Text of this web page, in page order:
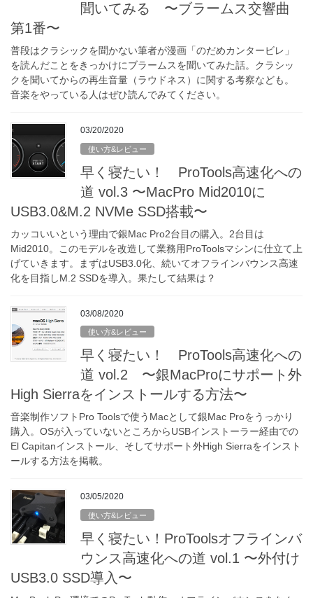
聞いてみる 〜ブラームス交響曲
第1番〜
普段はクラシックを聞かない筆者が漫画「のだめカンタービレ」
を読んだことをきっかけにブラームスを聞いてみた話。クラシッ
クを聞いてからの再生音量（ラウドネス）に関する考察なども。
音楽をやっている人はぜひ読んでみてください。
03/20/2020
使い方&レビュー
早く寝たい！ ProTools高速化への
道 vol.3 〜MacPro Mid2010に
USB3.0&M.2 NVMe SSD搭載〜
カッコいいという理由で銀Mac Pro2台目の購入。2台目は
Mid2010。このモデルを改造して業務用ProToolsマシンに仕立て上
げていきます。まずはUSB3.0化、続いてオフラインバウンス高速
化を目指しM.2 SSDを導入。果たして結果は？
03/08/2020
使い方&レビュー
早く寝たい！ ProTools高速化への
道 vol.2 〜銀MacProにサポート外
High Sierraをインストールする方法〜
音楽制作ソフトPro Toolsで使うMacとして銀Mac Proをうっかり
購入。OSが入っていないところからUSBインストーラー経由での
El Capitanインストール、そしてサポート外High Sierraをインスト
ールする方法を掲載。
03/05/2020
使い方&レビュー
早く寝たい！ProToolsオフラインバ
ウンス高速化への道 vol.1 〜外付け
USB3.0 SSD導入〜